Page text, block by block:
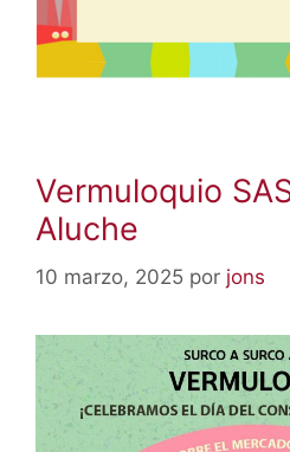
Vermuloquio
Aluche
10 marzo, 2025 por jons